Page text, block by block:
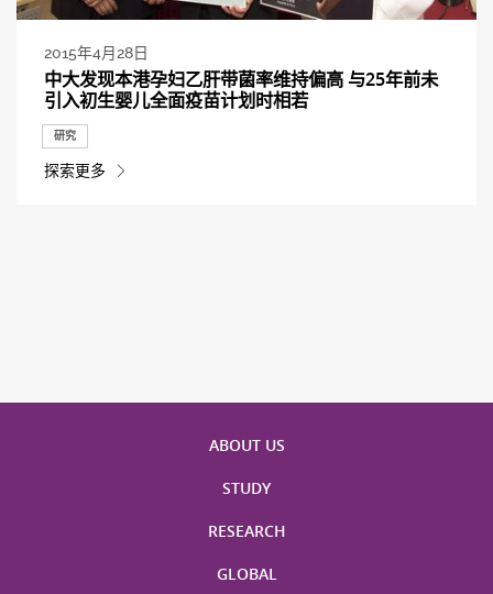
2015年4月28日
中大发现本港孕妇乙肝带菌率维持偏高 与25年前未
引入初生婴儿全面疫苗计划时相若
研究
探索更多
ABOUT US
STUDY
RESEARCH
GLOBAL